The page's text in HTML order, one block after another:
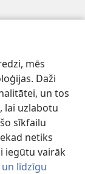
mēs
Daži
un tos
lai uzlabotu
sīkfailu
netiks
iegūtu vairāk
līdzīgu